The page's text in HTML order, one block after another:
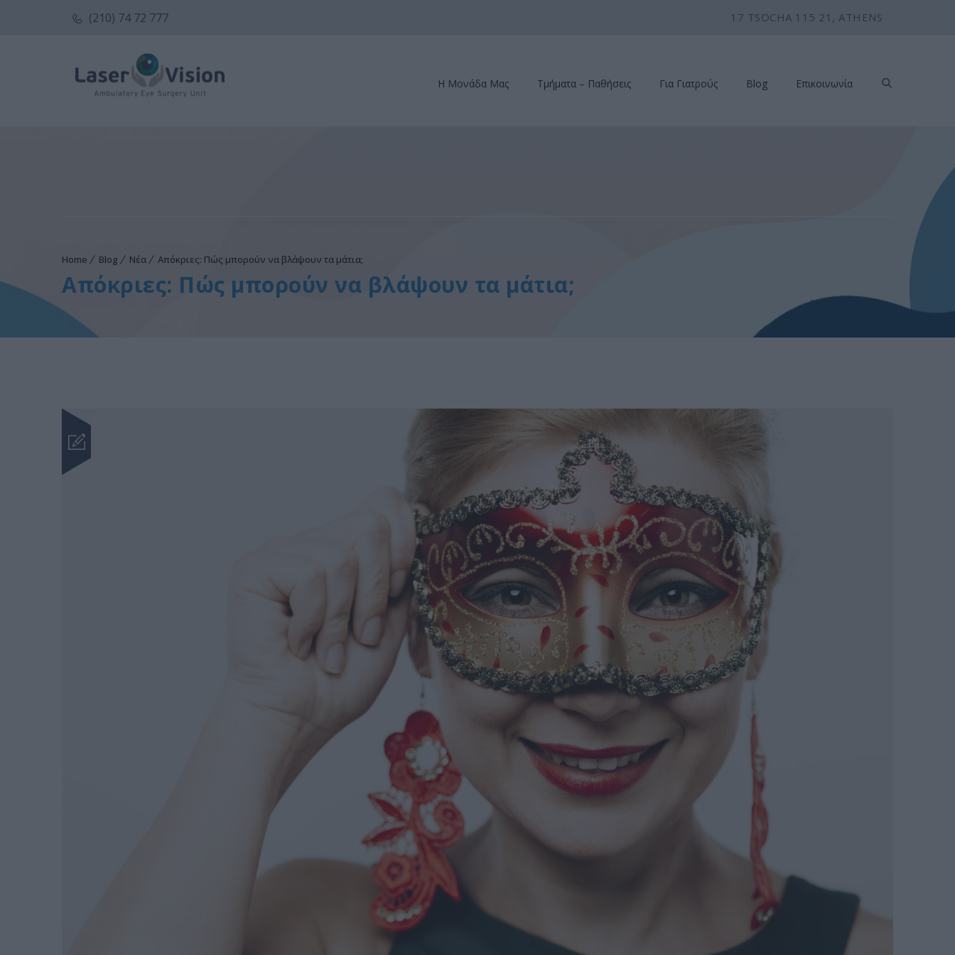
(210) 74 72 777 17 TSOCHA 115 21, ATHENS
Η Μονάδα Μας Τμήματα – Παθήσεις Για Γιατρούς Blog Επικοινωνία
Home Blog Νέα Απόκριες: Πώς μπορούν να βλάψουν τα μάτια;
Απόκριες: Πώς μπορούν να βλάψουν τα μάτια;